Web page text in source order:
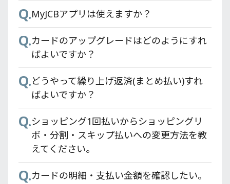
解約手続きは必須ですか？
Q.オートチャージサービスが開始されるまで
どのくらいかかりますか？
Q.東武カードにはPASMO機能はありますか？
Q.現在使用している別のPASMOに東京スカイ
ツリー®東武カードPASMOデータの引き継
ぎは出来ますか？
Q.PASMOオートチャージがあるのにどうやっ
て残高を使い切るのですか？
Q.カードのグレードを変更した際に東武カー
ドアプリ内で必要な手続きはありますか？
Q.東武カードアプリのアップデート方法が分
かりません。
Q.東武カードアプリの初期登録には何が必要
ですか？
東武カードアプリのバージョン確認方法は
ありますか？
Q.MyJCBアプリは使えますか？
Q.カードのアップグレードはどのようにすれ
ばよいですか？
Q.どうやって繰り上げ返済(まとめ払い)すれ
ばよいですか？
Q.ショッピング1回払いからショッピングリ
ボ・分割・スキップ払いへの変更方法を教
えてください。
Q.カードの明細・支払い金額を確認したい。